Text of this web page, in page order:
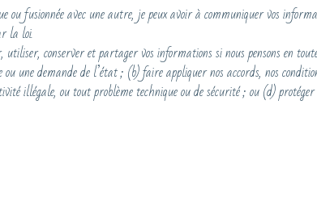
fusionnée avec une autre, je peux avoir à communiquer vos
la loi.
conserver et partager vos informations si nous pensons en
une demande de l’état ; (b) faire appliquer nos accords, nos
illégale, ou tout problème technique ou de sécurité ; ou (d)